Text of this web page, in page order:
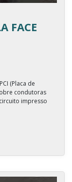
FACE
(Placa de
condutoras
impresso